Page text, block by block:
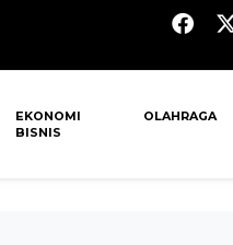
EKONOMI
BISNIS
OLAHRAGA